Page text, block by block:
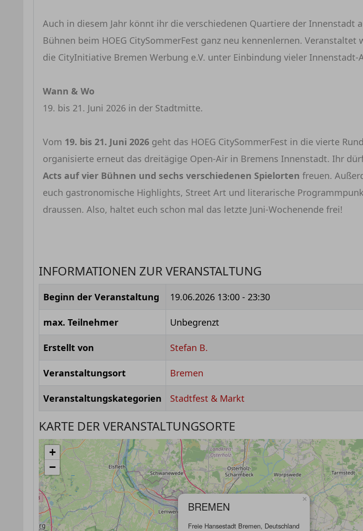
Auch in diesem Jahr könnt ihr die verschiedenen Quartiere der Innenstadt
Bühnen beim HOEG CitySommerFest ganz neu kennenlernen. Veranstaltet
die CityInitiative Bremen Werbung e.V. unter Einbindung vieler
Wann & Wo
19. bis 21. Juni 2026 in der Stadtmitte.
Vom 19. bis 21. Juni 2026 geht das HOEG CitySommerFest in die vierte
organisierte erneut das dreitägige Open-Air in Bremens Innenstadt. Ihr
Acts auf vier Bühnen und sechs verschiedenen Spielorten freuen.
euch gastronomische Highlights, Street Art und literarische
draussen. Also, haltet euch schon mal das letzte Juni-Wochenende frei!
INFORMATIONEN ZUR VERANSTALTUNG
Beginn der Veranstaltung 19.06.2026 13:00 - 23:30
max. Teilnehmer Unbegrenzt
Erstellt von Stefan B.
Veranstaltungsort Bremen
Veranstaltungskategorien Stadtfest & Markt
KARTE DER VERANSTALTUNGSORTE
BREMEN
Freie Hansestadt Bremen, Deutschland
×
+
−